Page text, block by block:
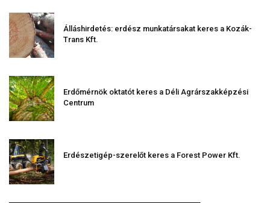
Álláshirdetés: erdész munkatársakat keres a Kozák-
Trans Kft.
Erdőmérnök oktatót keres a Déli Agrárszakképzési
Centrum
Erdészetigép-szerelőt keres a Forest Power Kft.